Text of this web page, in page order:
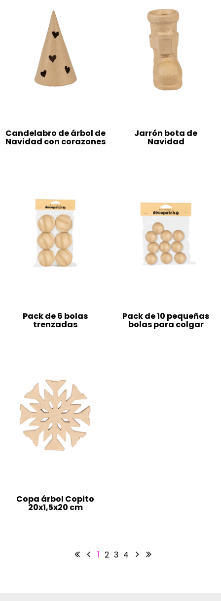
Candelabro de árbol de
Navidad con corazones
Jarrón bota de
Navidad
Pack de 6 bolas
trenzadas
Pack de 10 pequeñas
bolas para colgar
Copa árbol Copito
20x1,5x20 cm
1 2 3 4